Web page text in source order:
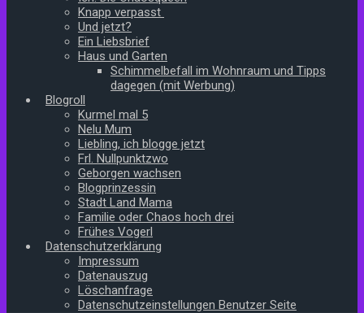
Knapp verpasst
Und jetzt?
Ein Liebsbrief
Haus und Garten
Schimmelbefall im Wohnraum und Tipps
dagegen (mit Werbung)
Blogroll
Kurmel mal 5
Nelu Mum
Liebling, ich blogge jetzt
Frl. Nullpunktzwo
Geborgen wachsen
Blogprinzessin
Stadt Land Mama
Familie oder Chaos hoch drei
Frühes Vogerl
Datenschutzerklärung
Impressum
Datenauszug
Löschanfrage
Datenschutzeinstellungen Benutzer Seite